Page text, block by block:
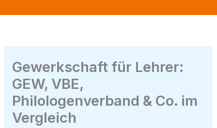
Gewerkschaft für Lehrer:
GEW, VBE,
Philologenverband & Co. im
Vergleich